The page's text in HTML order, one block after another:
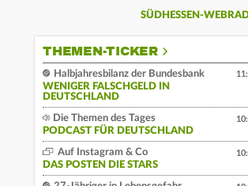
SÜDHESSEN-
THEMEN-TICKER
Halbjahresbilanz der Bundesbank
WENIGER FALSCHGELD IN
DEUTSCHLAND
Die Themen des Tages
PODCAST FÜR DEUTSCHLAND
Auf Instagram & Co
DAS POSTEN DIE STARS